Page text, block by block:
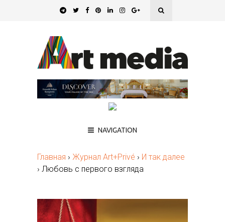
NAVIGATION
Главная › Журнал Art+Privé › И так далее
› Любовь с первого взгляда